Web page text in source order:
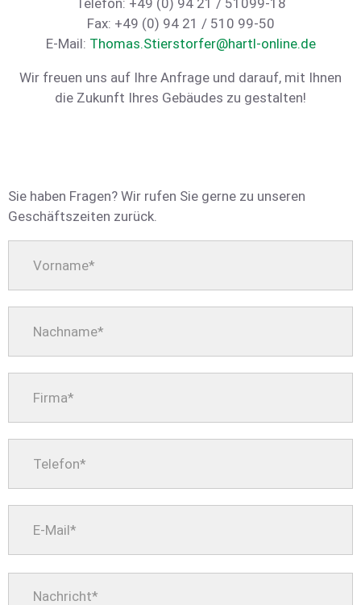
Telefon: +49 (0) 94 21 / 51099-18
Fax: +49 (0) 94 21 / 510 99-50
E-Mail: Thomas.Stierstorfer@hartl-online.de
Wir freuen uns auf Ihre Anfrage und darauf, mit Ihnen
die Zukunft Ihres Gebäudes zu gestalten!
Sie haben Fragen? Wir rufen Sie gerne zu unseren
Geschäftszeiten zurück.
lasse